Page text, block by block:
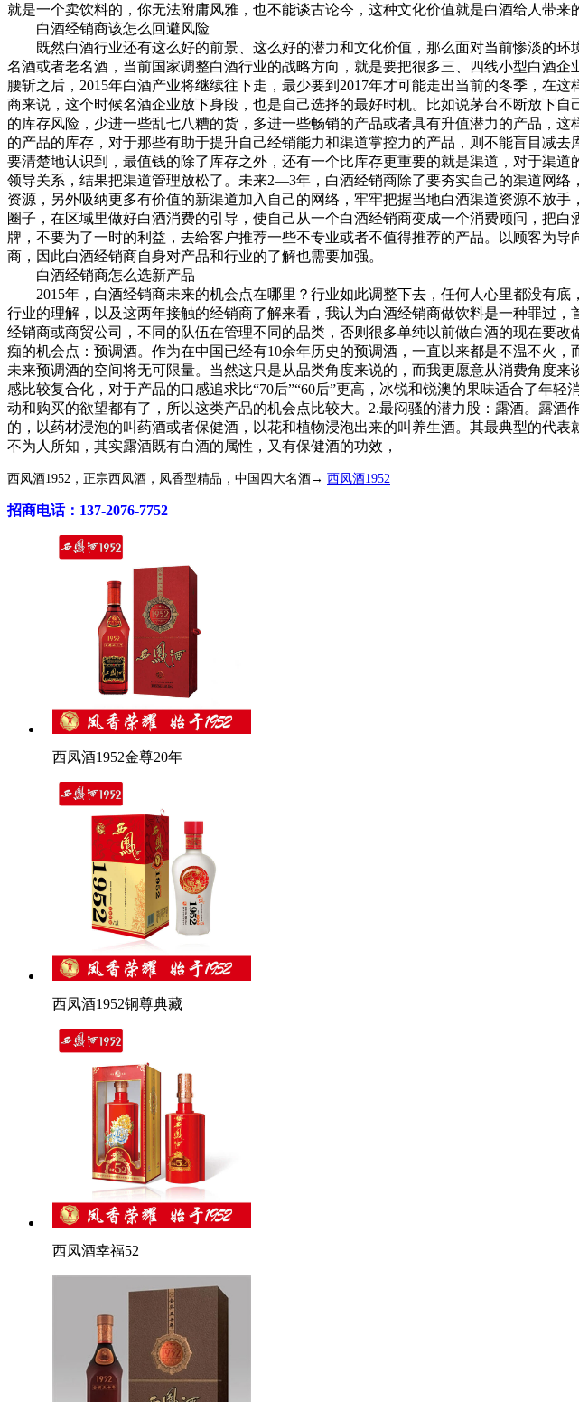
就是一个卖饮料的，你无法附庸风雅，也不能谈古论今，这种文化价值就是白酒给人带来
白酒经销商该怎么回避风险
既然白酒行业还有这么好的前景、这么好的潜力和文化价值，那么面对当前惨淡的环
名酒或者老名酒，当前国家调整白酒行业的战略方向，就是要把很多三、四线小型白酒
腰斩之后，2015年白酒产业将继续往下走，最少要到2017年才可能走出当前的冬季，在
商来说，这个时候名酒企业放下身段，也是自己选择的最好时机。比如说茅台不断放下
的库存风险，少进一些乱七八糟的货，多进一些畅销的产品或者具有升值潜力的产品，
的产品的库存，对于那些有助于提升自己经销能力和渠道掌控力的产品，则不能盲目减
要清楚地认识到，最值钱的除了库存之外，还有一个比库存更重要的就是渠道，对于渠
领导关系，结果把渠道管理放松了。未来2—3年，白酒经销商除了要夯实自己的渠道网
资源，另外吸纳更多有价值的新渠道加入自己的网络，牢牢把握当地白酒渠道资源不放
圈子，在区域里做好白酒消费的引导，使自己从一个白酒经销商变成一个消费顾问，把
牌，不要为了一时的利益，去给客户推荐一些不专业或者不值得推荐的产品。以顾客为
商，因此白酒经销商自身对产品和行业的了解也需要加强。
白酒经销商怎么选新产品
2015年，白酒经销商未来的机会点在哪里？行业如此调整下去，任何人心里都没有底
行业的理解，以及这两年接触的经销商了解来看，我认为白酒经销商做饮料是一种罪过
经销商或商贸公司，不同的队伍在管理不同的品类，否则很多单纯以前做白酒的现在要
痴的机会点：预调酒。作为在中国已经有10余年历史的预调酒，一直以来都是不温不火
未来预调酒的空间将无可限量。当然这只是从品类角度来说的，而我更愿意从消费角度
感比较复合化，对于产品的口感追求比“70后”“60后”更高，冰锐和锐澳的果味适合了年
动和购买的欲望都有了，所以这类产品的机会点比较大。2.最闷骚的潜力股：露酒。露
的，以药材浸泡的叫药酒或者保健酒，以花和植物浸泡出来的叫养生酒。其最典型的代
不为人所知，其实露酒既有白酒的属性，又有保健酒的功效，
西凤酒1952，正宗西凤酒，凤香型精品，中国四大名酒→ 西凤酒1952
招商电话：137-2076-7752
西凤酒1952金尊20年
西凤酒1952铜尊典藏
西凤酒幸福52